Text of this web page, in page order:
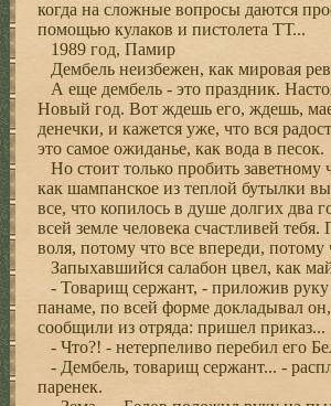
когда на сложные вопросы даются
помощью кулаков и пистолета ТТ...
1989 год, Памир
Дембель неизбежен, как мировая
А еще дембель - это праздник.
Новый год. Вот ждешь его, ждешь,
денечки, и кажется уже, что вся
это самое ожиданье, как вода в песок.
Но стоит только пробить заветному
как шампанское из теплой бутылки
все, что копилось в душе долгих два
всей земле человека счастливей
воля, потому что все впереди,
Запыхавшийся салабон цвел, как
- Товарищ сержант, - приложив
панаме, по всей форме докладывал
сообщили из отряда: пришел приказ...
- Что?! - нетерпеливо перебил его
- Дембель, товарищ сержант... -
паренек.